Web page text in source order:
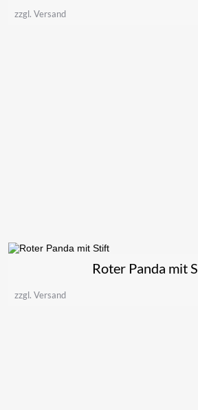
zzgl. Versand
Roter Panda mit
zzgl. Versand